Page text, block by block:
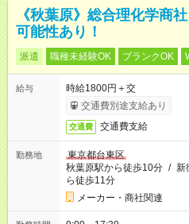
《秋葉原》総合理化学商
可能性あり！
派遣 職種未経験OK ブランクOK
給与
時給1800円＋交
交通費別途支給あり
交通費 交通費支給
勤務地
東京都台東区
秋葉原駅から徒歩10分 / 新
ら徒歩11分
メーカー・商社関連